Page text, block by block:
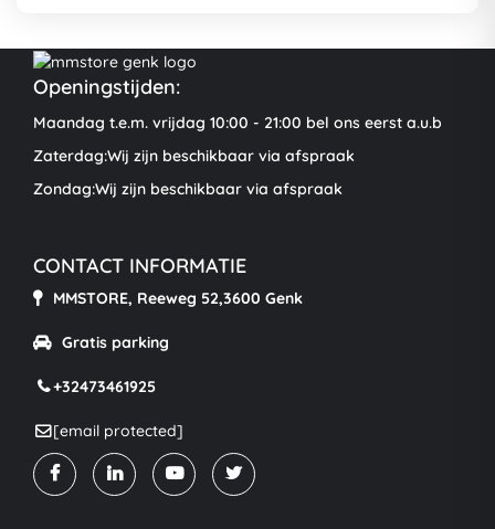
Openingstijden:
Maandag t.e.m. vrijdag 10:00 - 21:00 bel ons eerst a.u.b
Zaterdag:Wij zijn beschikbaar via afspraak
Zondag:Wij zijn beschikbaar via afspraak
CONTACT INFORMATIE
MMSTORE, Reeweg 52,3600 Genk
Gratis parking
+32473461925
[email protected]